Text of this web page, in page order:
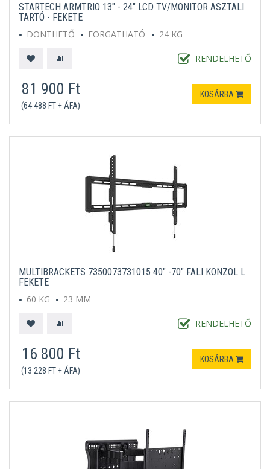
STARTECH ARMTRIO 13" - 24" LCD TV/MONITOR ASZTALI
TARTÓ - FEKETE
DÖNTHETŐ
FORGATHATÓ 24 KG
RENDELHETŐ
81 900 Ft
(64 488 FT + ÁFA)
KOSÁRBA
MULTIBRACKETS 7350073731015 40" -70" FALI KONZOL L
FEKETE
60 KG
23 MM
RENDELHETŐ
16 800 Ft
(13 228 FT + ÁFA)
KOSÁRBA